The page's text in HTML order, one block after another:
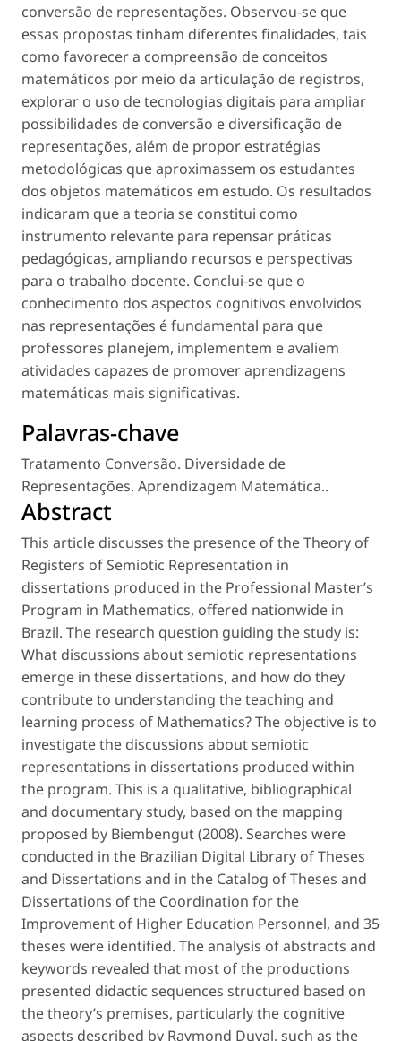
conversão de representações. Observou-se que
essas propostas tinham diferentes finalidades, tais
como favorecer a compreensão de conceitos
matemáticos por meio da articulação de registros,
explorar o uso de tecnologias digitais para ampliar
possibilidades de conversão e diversificação de
representações, além de propor estratégias
metodológicas que aproximassem os estudantes
dos objetos matemáticos em estudo. Os resultados
indicaram que a teoria se constitui como
instrumento relevante para repensar práticas
pedagógicas, ampliando recursos e perspectivas
para o trabalho docente. Conclui-se que o
conhecimento dos aspectos cognitivos envolvidos
nas representações é fundamental para que
professores planejem, implementem e avaliem
atividades capazes de promover aprendizagens
matemáticas mais significativas.
Palavras-chave
Tratamento Conversão. Diversidade de
Representações. Aprendizagem Matemática..
Abstract
This article discusses the presence of the Theory of
Registers of Semiotic Representation in
dissertations produced in the Professional Master’s
Program in Mathematics, offered nationwide in
Brazil. The research question guiding the study is:
What discussions about semiotic representations
emerge in these dissertations, and how do they
contribute to understanding the teaching and
learning process of Mathematics? The objective is to
investigate the discussions about semiotic
representations in dissertations produced within
the program. This is a qualitative, bibliographical
and documentary study, based on the mapping
proposed by Biembengut (2008). Searches were
conducted in the Brazilian Digital Library of Theses
and Dissertations and in the Catalog of Theses and
Dissertations of the Coordination for the
Improvement of Higher Education Personnel, and 35
theses were identified. The analysis of abstracts and
keywords revealed that most of the productions
presented didactic sequences structured based on
the theory’s premises, particularly the cognitive
aspects described by Raymond Duval, such as the